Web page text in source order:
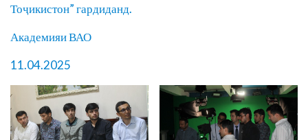
Тоҷикистон” гардиданд.
Академияи ВАО
11.04.2025